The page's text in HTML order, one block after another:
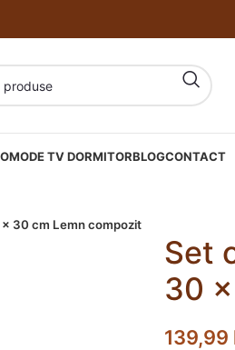
TV DORMITORBLOGCONTACT
30 cm Lemn compozit
Set
30
139,99